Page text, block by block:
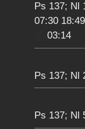
Ps 137; Nl
07:30 18:49
03:14
Ps 137; Nl
Ps 137; Nl